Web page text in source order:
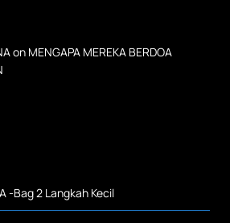
on MENGAPA MEREKA BERDOA
-Bag 2 Langkah Kecil